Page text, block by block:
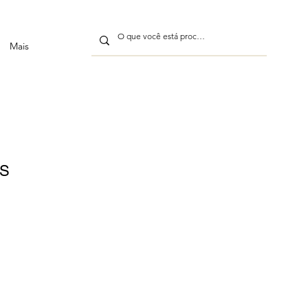
Mais